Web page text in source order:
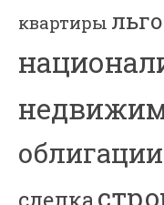
квартиры
облигации
сделка